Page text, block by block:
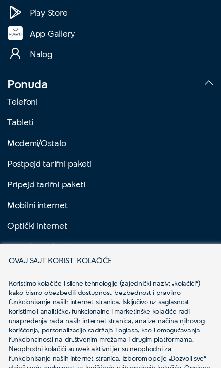
OVAJ SAJT KORISTI KOLAČIĆE
Koristimo kolačiće i slične tehnologije (zajednički naziv: „kolačići“)
kako bismo obezbedili dostupnost, bezbednost i pravilno
funkcionisanje naših internet stranica. Isključivo uz saglasnost
koristimo i analitičke, funkcionalne i marketinške kolačiće radi
unapređenja rada naših internet stranica, analize načina njihovog
korišćenja, personalizacije sadržaja i oglasa, kao i omogućavanja
funkcionalnosti na društvenim mrežama i drugim platformama.
Neophodni kolačići su uvek aktivni jer su neophodni za
funkcionisanje naših internet stranica. Izborom opcije „Dozvoli sve“
Play Store
App Gallery
Nalog
Ponuda
Telefoni
Tableti
Modemi/Ostalo
Postpejd tarifni paketi
Pripejd tarifni paketi
Mobilni internet
Optički internet
Digitalna Televizija
Yettel Sve
Biznis korisnici
Aktuelno
Usluge